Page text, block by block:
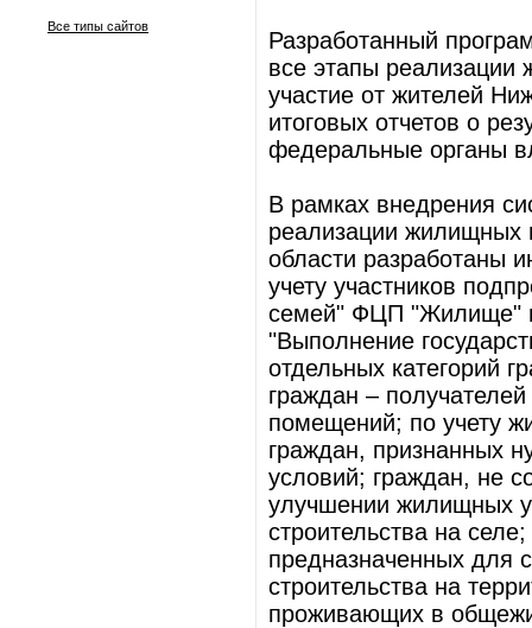
Все типы сайтов
Разработанный
все этапы реализации
участие от жителей
итоговых отчетов о
федеральные органы
В рамках внедрения
реализации жилищных
области разработаны
учету участников
семей" ФЦП "Жилище"
"Выполнение
отдельных категорий
граждан –
помещений; по учету
граждан, признанных
условий; граждан, не
улучшении жилищных
строительства на
предназначенных для
строительства на
проживающих в